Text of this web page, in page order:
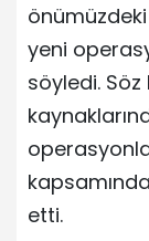
önümüzdeki
yeni
söyledi. Söz
etti.